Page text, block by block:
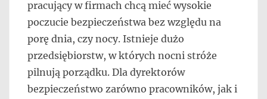
pracujący w firmach chcą mieć wysokie
poczucie bezpieczeństwa bez względu na
porę dnia, czy nocy. Istnieje dużo
przedsiębiorstw, w których nocni stróże
pilnują porządku. Dla dyrektorów
bezpieczeństwo zarówno pracowników, jak i